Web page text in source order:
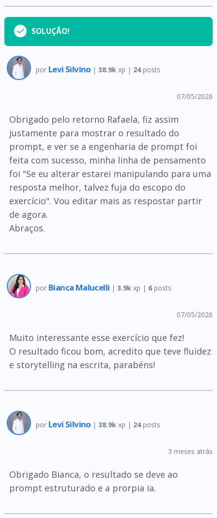
SOLUÇÃO!
por Levi Silvino |38.9k xp | 24posts
07/05/2026
Obrigado pelo retorno Rafaela, fiz assim
justamente para mostrar o resultado do
prompt, e ver se a engenharia de prompt foi
feita com sucesso, minha linha de pensamento
foi "Se eu alterar estarei manipulando para uma
resposta melhor, talvez fuja do escopo do
exercício". Vou editar mais as respostar partir
de agora.
Abraços.
por Bianca Malucelli | 3.9k xp | 6posts
07/05/2026
Muito interessante esse exercício que fez!
O resultado ficou bom, acredito que teve fluidez
e storytelling na escrita, parabéns!
por Levi Silvino |38.9k xp | 24posts
3 meses atrás
Obrigado Bianca, o resultado se deve ao
prompt estruturado e a prorpia ia.